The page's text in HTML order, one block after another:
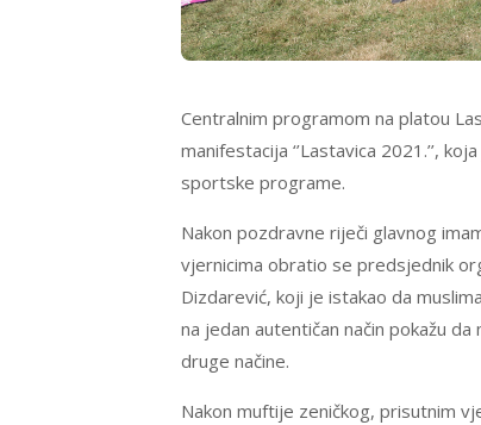
Centralnim programom na platou
manifestacija ‘’Lastavica 2021.’’,
sportske programe.
Nakon pozdravne riječi glavnog
vjernicima obratio se predsjednik
Dizdarević, koji je istakao da
na jedan autentičan način pokažu
druge načine.
Nakon muftije zeničkog, prisutnim